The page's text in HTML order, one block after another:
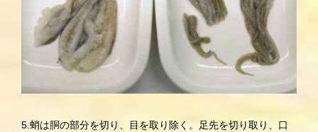
5.蛸は胴の部分を切り、目を取り除く。足先を切り取り、口